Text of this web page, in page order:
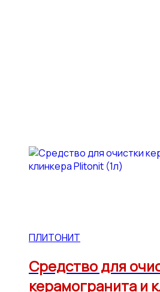
ПЛИТОНИТ
Средство для
керамогранита и